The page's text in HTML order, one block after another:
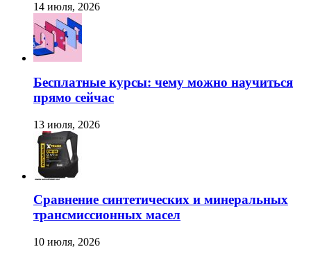
14 июля, 2026
Бесплатные курсы: чему можно научиться
прямо сейчас
13 июля, 2026
Сравнение синтетических и минеральных
трансмиссионных масел
10 июля, 2026